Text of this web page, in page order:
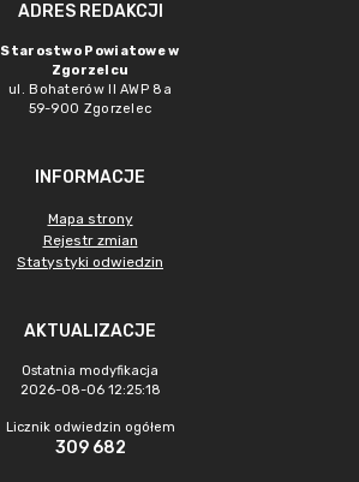
ADRES REDAKCJI
Starostwo Powiatowe w
Zgorzelcu
ul. Bohaterów II AWP 8a
59-900 Zgorzelec
INFORMACJE
Mapa strony
Rejestr zmian
Statystyki odwiedzin
AKTUALIZACJE
Ostatnia modyfikacja
2026-08-06 12:25:18
Licznik odwiedzin ogółem
309 682